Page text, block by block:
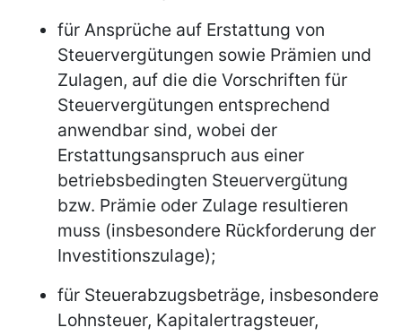
für Ansprüche auf Erstattung von
Steuervergütungen sowie Prämien und
Zulagen, auf die die Vorschriften für
Steuervergütungen entsprechend
anwendbar sind, wobei der
Erstattungsanspruch aus einer
betriebsbedingten Steuervergütung
bzw. Prämie oder Zulage resultieren
muss (insbesondere Rückforderung der
Investitionszulage);
für Steuerabzugsbeträge, insbesondere
Lohnsteuer, Kapitalertragsteuer,